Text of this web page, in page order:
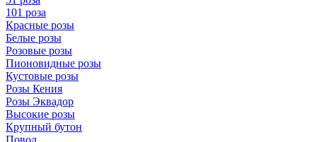
101 роза
Красные розы
Белые розы
Розовые розы
Пионовидные розы
Кустовые розы
Розы Кения
Розы Эквадор
Высокие розы
Крупный бутон
Повод